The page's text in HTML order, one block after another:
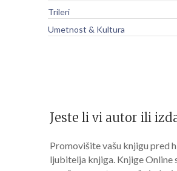
Trileri
Umetnost & Kultura
Jeste li vi autor ili
Promovišite vašu knjigu pred
ljubitelja knjiga. Knjige Online